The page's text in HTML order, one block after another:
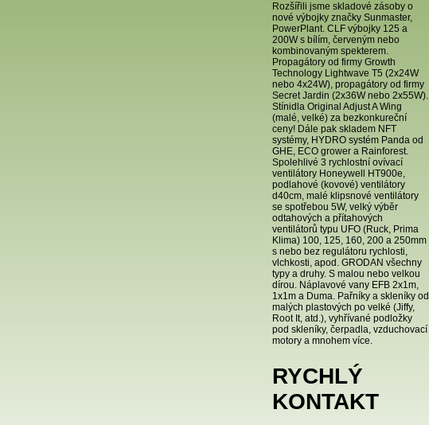
Rozšířili jsme skladové zásoby o
nové výbojky značky Sunmaster,
PowerPlant. CLF výbojky 125 a
200W s bílím, červeným nebo
kombinovaným spekterem.
Propagátory od firmy Growth
Technology Lightwave T5 (2x24W
nebo 4x24W), propagátory od firmy
Secret Jardin (2x36W nebo 2x55W).
Stínidla Original Adjust A Wing
(malé, velké) za bezkonkureční
ceny! Dále pak skladem NFT
systémy, HYDRO systém Panda od
GHE, ECO grower a Rainforest.
Spolehlivé 3 rychlostní ovívací
ventilátory Honeywell HT900e,
podlahové (kovové) ventilátory
d40cm, malé klipsnové ventilátory
se spotřebou 5W, velký výběr
odtahových a přítahových
ventilátorů typu UFO (Ruck, Prima
Klima) 100, 125, 160, 200 a 250mm
s nebo bez regulátoru rychlosti,
vlchkosti, apod. GRODAN všechny
typy a druhy. S malou nebo velkou
dírou. Náplavové vany EFB 2x1m,
1x1m a Duma. Pařníky a skleníky od
malých plastových po velké (Jiffy,
Root It, atd.), vyhřívané podložky
pod skleníky, čerpadla, vzduchovací
motory a mnohem více.
RYCHLÝ
KONTAKT